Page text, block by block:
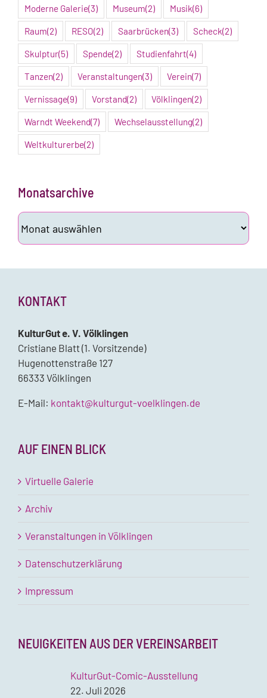
Moderne Galerie(3) Museum(2) Musik(6)
Raum(2) RESO(2) Saarbrücken(3) Scheck(2)
Skulptur(5) Spende(2) Studienfahrt(4)
Tanzen(2) Veranstaltungen(3) Verein(7)
Vernissage(9) Vorstand(2) Völklingen(2)
Warndt Weekend(7) Wechselausstellung(2)
Weltkulturerbe(2)
Monatsarchive
Monatsarchive
KONTAKT
KulturGut e. V. Völklingen
Cristiane Blatt (1. Vorsitzende)
Hugenottenstraße 127
66333 Völklingen
E-Mail: kontakt@kulturgut-voelklingen.de
AUF EINEN BLICK
Virtuelle Galerie
Archiv
Veranstaltungen in Völklingen
Datenschutzerklärung
Impressum
NEUIGKEITEN AUS DER VEREINSARBEIT
KulturGut-Comic-Ausstellung
22. Juli 2026